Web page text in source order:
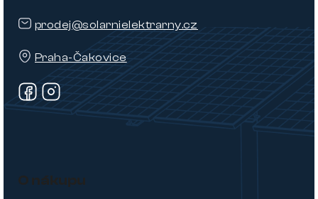
prodej@solarnielektrarny.cz
Praha-Čakovice
O nákupu